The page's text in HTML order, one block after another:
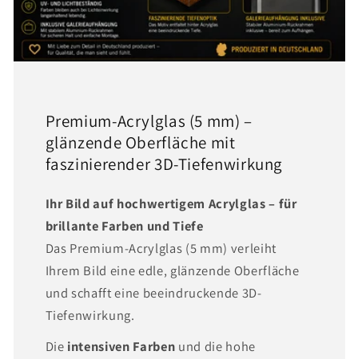
Premium-Acrylglas (5 mm) –
glänzende Oberfläche mit
faszinierender 3D-Tiefenwirkung
Ihr Bild auf hochwertigem Acrylglas – für
brillante Farben und Tiefe
Das Premium-Acrylglas (5 mm) verleiht
Ihrem Bild eine edle, glänzende Oberfläche
und schafft eine beeindruckende 3D-
Tiefenwirkung.
Die intensiven Farben und die hohe